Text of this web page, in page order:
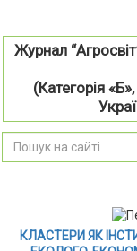
Журнал
(Категорія
КЛАСТЕРИ ЯК